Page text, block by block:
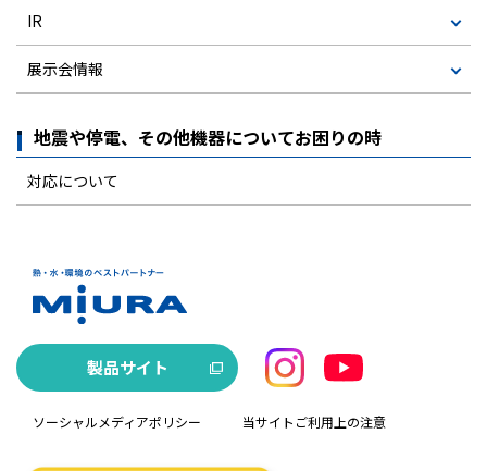
IR
展示会情報
地震や停電、その他機器についてお困りの時
対応について
製品サイト
ソーシャルメディアポリシー 当サイトご利用上の注意